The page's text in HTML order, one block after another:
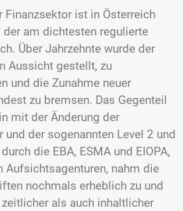
Finanzsektor ist in Österreich
der am dichtesten regulierte
Über Jahrzehnte wurde der
Aussicht gestellt, zu
und die Zunahme neuer
zu bremsen. Das Gegenteil
mit der Änderung der
der sogenannten Level 2 und
die EBA, ESMA und EIOPA,
Aufsichtsagenturen, nahm die
nochmals erheblich zu und
als auch inhaltlicher